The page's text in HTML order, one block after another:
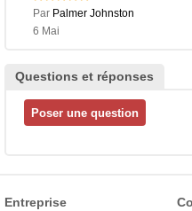
Par Palmer Johnston
6 Mai
Questions et réponses
Entreprise